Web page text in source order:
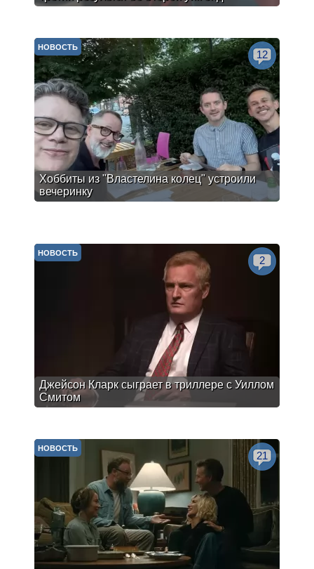
Хоббиты из "Властелина колец" устроили
вечеринку
НОВОСТЬ
12
Джейсон Кларк сыграет в триллере с Уиллом
Смитом
НОВОСТЬ
2
НОВОСТЬ
21